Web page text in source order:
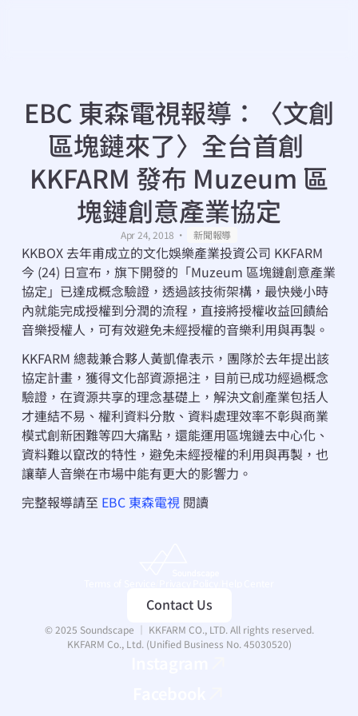
EBC 東森電視報導：〈文創
區塊鏈來了〉全台首創
KKFARM 發布 Muzeum 區
塊鏈創意產業協定
Apr 24, 2018 ・ 新聞報導
KKBOX 去年甫成立的文化娛樂產業投資公司 KKFARM
今 (24) 日宣布，旗下開發的「Muzeum 區塊鏈創意產業
協定」已達成概念驗證，透過該技術架構，最快幾小時
內就能完成授權到分潤的流程，直接將授權收益回饋給
音樂授權人，可有效避免未經授權的音樂利用與再製。
KKFARM 總裁兼合夥人黃凱偉表示，團隊於去年提出該
協定計畫，獲得文化部資源挹注，目前已成功經過概念
驗證，在資源共享的理念基礎上，解決文創產業包括人
才連結不易、權利資料分散、資料處理效率不彰與商業
模式創新困難等四大痛點，還能運用區塊鏈去中心化、
資料難以竄改的特性，避免未經授權的利用與再製，也
讓華人音樂在市場中能有更大的影響力。
完整報導請至 EBC 東森電視 閱讀
Contact Us
© 2025 Soundscape ｜ KKFARM CO., LTD. All rights reserved.
KKFARM Co., Ltd. (Unified Business No. 45030520)